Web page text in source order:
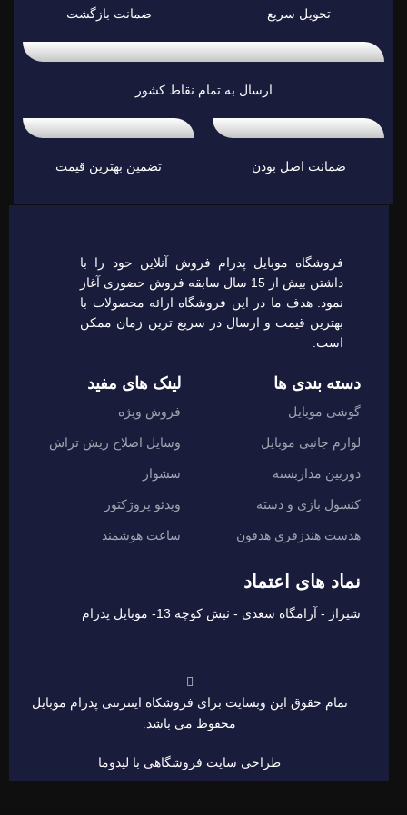
تحویل سریع ضمانت بازگشت
ارسال به تمام نقاط کشور
ضمانت اصل بودن تضمین بهترین قیمت
فروشگاه موبایل پدرام فروش آنلاین حود را با
داشتن بیش از 15 سال سابقه فروش حضوری آغاز
نمود. هدف ما در این فروشگاه ارائه محصولات با
بهترین قیمت و ارسال در سریع ترین زمان ممکن
است.
دسته بندی ها
گوشی موبایل
لوازم جانبی موبایل
دوربین مداربسته
کنسول بازی و دسته
هدست هندزفری هدفون
لینک های مفید
فروش ویژه
وسایل اصلاح ریش تراش
سشوار
ویدئو پروژکتور
ساعت هوشمند
نماد های اعتماد
شیراز - آرامگاه سعدی - نبش کوچه 13- موبایل پدرام
تمام حقوق این وبسایت برای فروشکاه اینترنتی پدرام موبایل
محفوظ می باشد.
طراحی سایت فروشگاهی با لیدوما